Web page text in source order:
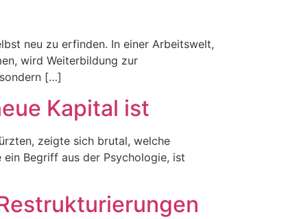
neu zu erfinden. In einer Arbeitswelt,
wird Weiterbildung zur
[…]
Kapital ist
zeigte sich brutal, welche
ein Begriff aus der Psychologie, ist